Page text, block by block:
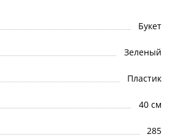
Букет
Зеленый
Пластик
40 см
285